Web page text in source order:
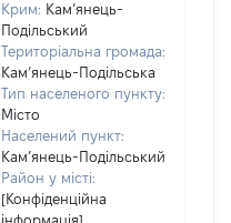
Крим: Кам’янець-
Подільський
Територіальна громада:
Кам’янець-Подільська
Тип населеного пункту:
Місто
Населений пункт:
Кам’янець-Подільський
Район у місті:
[Конфіденційна
інформація]